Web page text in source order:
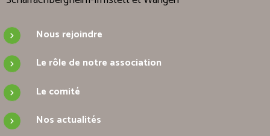
Nous rejoindre
Le rôle de notre association
Le comité
Nos actualités